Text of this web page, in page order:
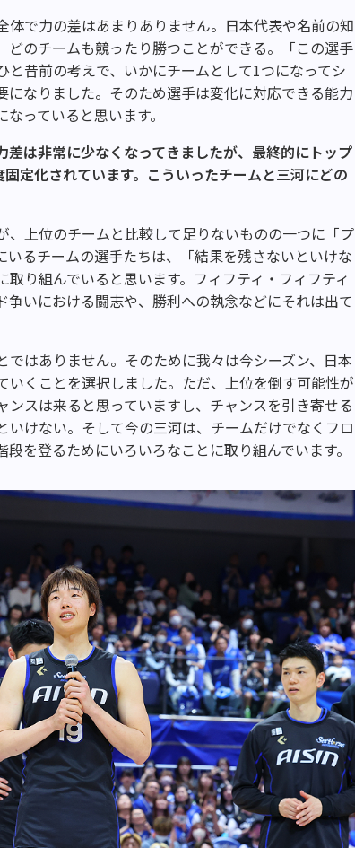
体で力の差はあまりありません。日本代表や名前の知
どのチームも競ったり勝つことができる。「この選手
昔前の考えで、いかにチームとして1つになってシ
なりました。そのため選手は変化に対応できる能力
っていると思います。
差は非常に少なくなってきましたが、最終的にトップ
定化されています。こういったチームと三河にどの
、上位のチームと比較して足りないものの一つに「プ
るチームの選手たちは、「結果を残さないといけな
り組んでいると思います。フィフティ・フィフティ
いにおける闘志や、勝利への執念などにそれは出て
ではありません。そのために我々は今シーズン、日本
いくことを選択しました。ただ、上位を倒す可能性が
スは来ると思っていますし、チャンスを引き寄せる
いけない。そして今の三河は、チームだけでなくフロ
を登るためにいろいろなことに取り組んでいます。